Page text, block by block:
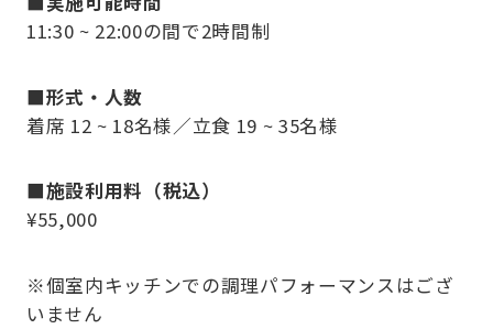
11:30 ~ 22:00の間で2時間制
■形式・人数
着席 12 ~ 18名様／立食 19 ~ 35名様
■施設利用料（税込）
¥55,000
※個室内キッチンでの調理パフォーマンスはござ
いません